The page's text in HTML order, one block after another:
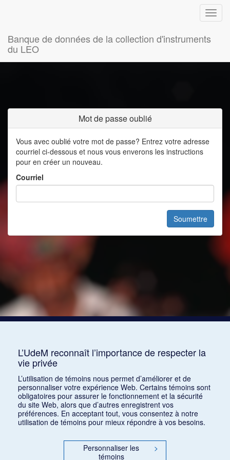
Banque de données de la collection d'instruments
du LEO
Mot de passe oublié
Vous avec oublié votre mot de passe? Entrez votre adresse
courriel ci-dessous et nous vous enverons les instructions
pour en créer un nouveau.
Courriel
Soumettre
L’UdeM reconnaît l’importance de respecter la
vie privée
L’utilisation de témoins nous permet d’améliorer et de
personnaliser votre expérience Web. Certains témoins sont
obligatoires pour assurer le fonctionnement et la sécurité
du site Web, alors que d’autres enregistrent vos
préférences. En acceptant tout, vous consentez à notre
utilisation de témoins pour mieux répondre à vos besoins.
Personnaliser les
témoins
>